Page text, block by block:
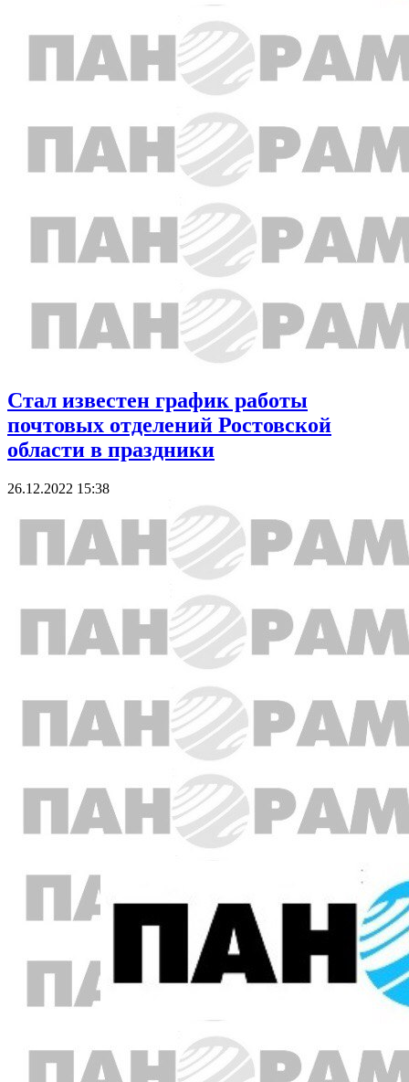
Стал известен график работы
почтовых отделений Ростовской
области в праздники
26.12.2022 15:38